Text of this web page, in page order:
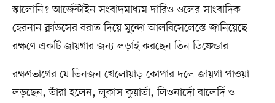
স্কালোনি? আর্জেন্টাইন সংবাদমাধ্যম দারিও ওলের সাংবাদিক
হেরনান ক্লাউসের বরাত দিয়ে মুন্দো আলবিসেলেস্তে জানিয়েছে
রক্ষণে একটি জায়গার জন্য লড়াই করছেন তিন ডিফেন্ডার।
রক্ষণভাগের যে তিনজন খেলোয়াড় কোপার দলে জায়গা পাওয়া
লড়ছেন, তাঁরা হলেন, লুকাস কুয়ার্তা, লিওনার্দো বালের্দি ও